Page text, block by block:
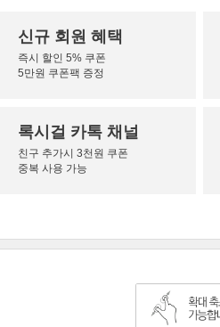
신규 회원 혜택
즉시 할인 5% 쿠폰
5만원 쿠폰팩 증정
록시걸 카톡 채널
친구 추가시 3천원 쿠폰
중복 사용 가능